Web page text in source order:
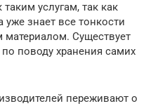
услугам, так как
уже знает все тонкости
Существует
поводу хранения самих
переживают о